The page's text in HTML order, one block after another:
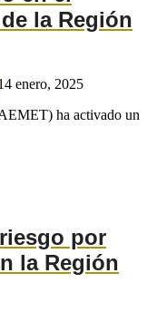
la Región
enero, 2025
ha activado un
por
la Región